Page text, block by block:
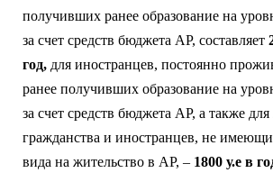
получивших ранее образование на
за счет средств бюджета АР, составляет
год, для иностранцев, постоянно
ранее получивших образование на
за счет средств бюджета АР, а также для
гражданства и иностранцев, не
вида на жительство в АР, – 1800 у.е в